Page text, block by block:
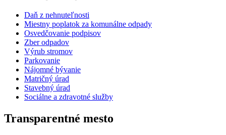
Daň z nehnuteľnosti
Miestny poplatok za komunálne odpady
Osvedčovanie podpisov
Zber odpadov
Výrub stromov
Parkovanie
Nájomné bývanie
Matričný úrad
Stavebný úrad
Sociálne a zdravotné služby
Transparentné mesto